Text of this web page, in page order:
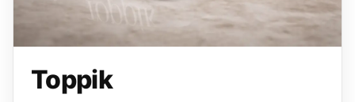
Toppik